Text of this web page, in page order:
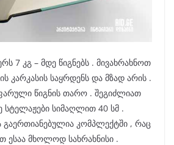
7 კგ – მდე წიგნებს . მივახრახნოთ
კარკასის საყრდენს და მზად არის .
წიგნის თარო . შეგიძლიათ
სტელაჟები სიმაღლით 40 სმ .
კომპლექტში , რაც
ესაა მხოლოდ სახრახნისი .